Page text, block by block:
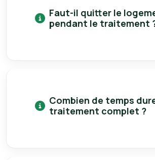
Faut-il quitter le
pendant le traitement
Combien de temps
traitement complet ?